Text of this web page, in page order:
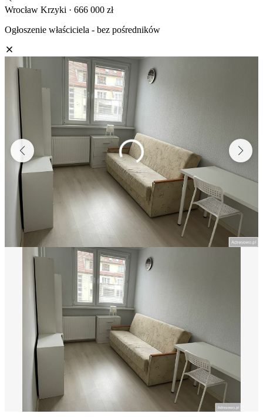
Wrocław Krzyki · 666 000 zł
Ogłoszenie właściciela - bez pośredników